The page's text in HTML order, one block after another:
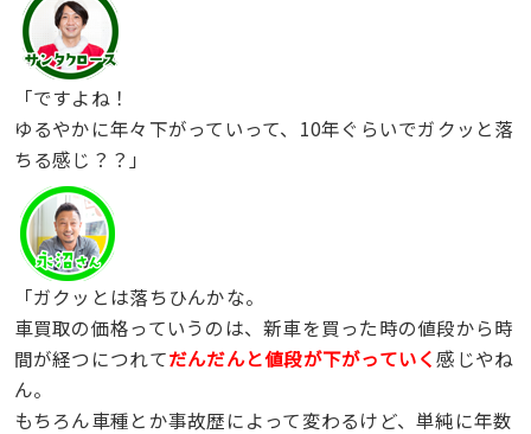
「ですよね！
ゆるやかに年々下がっていって、10年ぐらいでガクッと落
ちる感じ？？」
「ガクッとは落ちひんかな。
車買取の価格っていうのは、新車を買った時の値段から時
間が経つにつれてだんだんと値段が下がっていく感じやね
ん。
もちろん車種とか事故歴によって変わるけど、単純に年数